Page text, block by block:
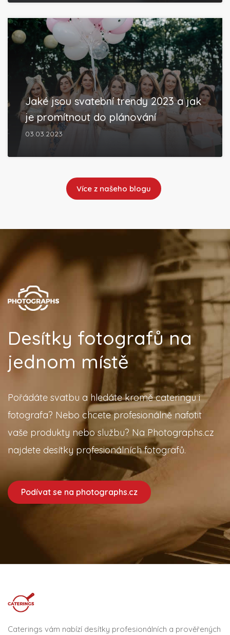
Jaké jsou svatební trendy 2023 a jak
je promítnout do plánování
03.03.2023
Více z našeho blogu
Desítky fotografů na
jednom místě
Pořádáte svatbu a hledáte kromě cateringu i
fotografa? Nebo chcete profesionálně nafotit
vaše produkty nebo službu? Na Photographs.cz
najdete desítky profesionálních fotografů.
Podívat se na photographs.cz
Caterings vám nabízí desítky profesionálních a prověřených